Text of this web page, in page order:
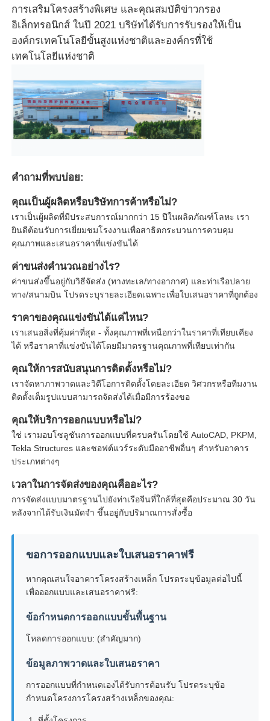
การเสริมโครงสร้างพิเศษ และคุณสมบัติข่าวกรอง
อิเล็กทรอนิกส์ ในปี 2021 บริษัทได้รับการรับรองให้เป็น
องค์กรเทคโนโลยีขั้นสูงแห่งชาติและองค์กรที่ใช้
เทคโนโลยีแห่งชาติ
คำถามที่พบบ่อย:
คุณเป็นผู้ผลิตหรือบริษัทการค้าหรือไม่?
เราเป็นผู้ผลิตที่มีประสบการณ์มากกว่า 15 ปีในผลิตภัณฑ์โลหะ เรา
ยินดีต้อนรับการเยี่ยมชมโรงงานเพื่อสาธิตกระบวนการควบคุม
คุณภาพและเสนอราคาที่แข่งขันได้
ค่าขนส่งคำนวณอย่างไร?
ค่าขนส่งขึ้นอยู่กับวิธีจัดส่ง (ทางทะเล/ทางอากาศ) และท่าเรือปลาย
ทาง/สนามบิน โปรดระบุรายละเอียดเฉพาะเพื่อใบเสนอราคาที่ถูกต้อง
ราคาของคุณแข่งขันได้แค่ไหน?
เราเสนอสิ่งที่คุ้มค่าที่สุด - ทั้งคุณภาพที่เหนือกว่าในราคาที่เทียบเคียง
ได้ หรือราคาที่แข่งขันได้โดยมีมาตรฐานคุณภาพที่เทียบเท่ากัน
คุณให้การสนับสนุนการติดตั้งหรือไม่?
เราจัดหาภาพวาดและวิดีโอการติดตั้งโดยละเอียด วิศวกรหรือทีมงาน
ติดตั้งเต็มรูปแบบสามารถจัดส่งได้เมื่อมีการร้องขอ
คุณให้บริการออกแบบหรือไม่?
ใช่ เรามอบโซลูชันการออกแบบที่ครบครันโดยใช้ AutoCAD, PKPM,
Tekla Structures และซอฟต์แวร์ระดับมืออาชีพอื่นๆ สำหรับอาคาร
ประเภทต่างๆ
เวลาในการจัดส่งของคุณคืออะไร?
การจัดส่งแบบมาตรฐานไปยังท่าเรือจีนที่ใกล้ที่สุดคือประมาณ 30 วัน
หลังจากได้รับเงินมัดจำ ขึ้นอยู่กับปริมาณการสั่งซื้อ
ขอการออกแบบและใบเสนอราคาฟรี
หากคุณสนใจอาคารโครงสร้างเหล็ก โปรดระบุข้อมูลต่อไปนี้
เพื่อออกแบบและเสนอราคาฟรี:
ข้อกำหนดการออกแบบขั้นพื้นฐาน
โหลดการออกแบบ: (สำคัญมาก)
ข้อมูลภาพวาดและใบเสนอราคา
การออกแบบที่กำหนดเองได้รับการต้อนรับ โปรดระบุข้อ
กำหนดโครงการโครงสร้างเหล็กของคุณ: